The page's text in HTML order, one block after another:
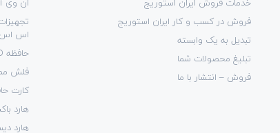
فروش در کسب و کار ایران استوریج
تبدیل به یک وابسته
تبلیغ محصولات شما
فروش – انتشار با ما
اس اس
حافظه SSD
فلش
کارت
هارد
هارد